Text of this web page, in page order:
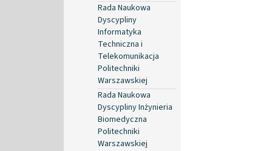
Rada Naukowa
Dyscypliny
Informatyka
Techniczna i
Telekomunikacja
Politechniki
Warszawskiej
Rada Naukowa
Dyscypliny Inżynieria
Biomedyczna
Politechniki
Warszawskiej